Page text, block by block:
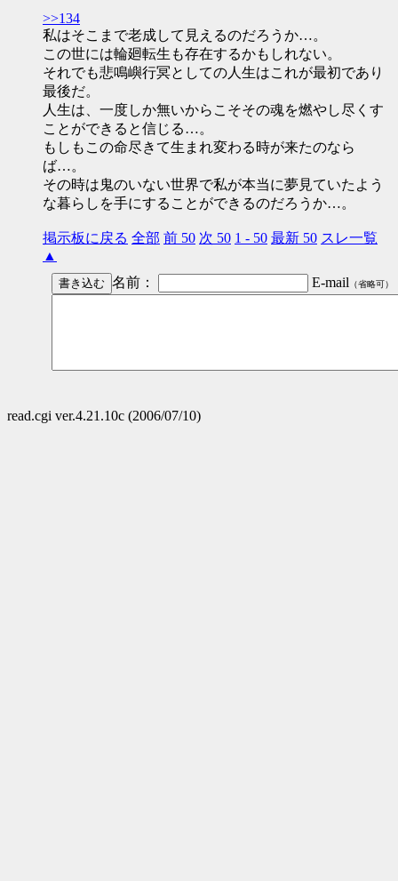
>>134
私はそこまで老成して見えるのだろうか…。
この世には輪廻転生も存在するかもしれない。
それでも悲鳴嶼行冥としての人生はこれが最初であり
最後だ。
人生は、一度しか無いからこそその魂を燃やし尽くす
ことができると信じる…。
もしもこの命尽きて生まれ変わる時が来たのなら
ば…。
その時は鬼のいない世界で私が本当に夢見ていたよう
な暮らしを手にすることができるのだろうか…。
掲示板に戻る 全部 前 50 次 50 1 - 50 最新 50 スレ一覧
▲
名前：
E-mail （省略可）
read.cgi ver.4.21.10c (2006/07/10)